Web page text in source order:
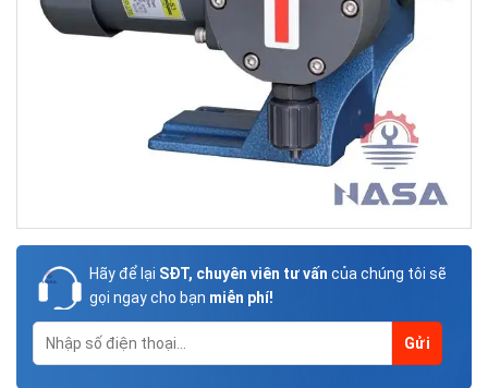
Hãy để lại SĐT, chuyên viên tư vấn của chúng tôi sẽ
gọi ngay cho bạn miễn phí!